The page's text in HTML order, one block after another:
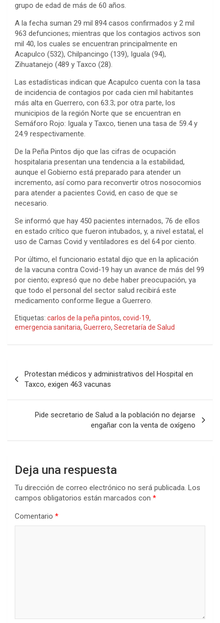
grupo de edad de más de 60 años.
A la fecha suman 29 mil 894 casos confirmados y 2 mil
963 defunciones; mientras que los contagios activos son
mil 40, los cuales se encuentran principalmente en
Acapulco (532), Chilpancingo (139), Iguala (94),
Zihuatanejo (489 y Taxco (28).
Las estadísticas indican que Acapulco cuenta con la tasa
de incidencia de contagios por cada cien mil habitantes
más alta en Guerrero, con 63.3; por otra parte, los
municipios de la región Norte que se encuentran en
Semáforo Rojo: Iguala y Taxco, tienen una tasa de 59.4 y
24.9 respectivamente.
De la Peña Pintos dijo que las cifras de ocupación
hospitalaria presentan una tendencia a la estabilidad,
aunque el Gobierno está preparado para atender un
incremento, así como para reconvertir otros nosocomios
para atender a pacientes Covid, en caso de que se
necesario.
Se informó que hay 450 pacientes internados, 76 de ellos
en estado crítico que fueron intubados, y, a nivel estatal, el
uso de Camas Covid y ventiladores es del 64 por ciento.
Por último, el funcionario estatal dijo que en la aplicación
de la vacuna contra Covid-19 hay un avance de más del 99
por ciento; expresó que no debe haber preocupación, ya
que todo el personal del sector salud recibirá este
medicamento conforme llegue a Guerrero.
Etiquetas: carlos de la peña pintos, covid-19,
emergencia sanitaria, Guerrero, Secretaría de Salud
de
entradas
Protestan médicos y administrativos del Hospital en
Taxco, exigen 463 vacunas
Pide secretario de Salud a la población no dejarse
engañar con la venta de oxígeno
Deja una respuesta
Tu dirección de correo electrónico no será publicada. Los
campos obligatorios están marcados con *
Comentario *